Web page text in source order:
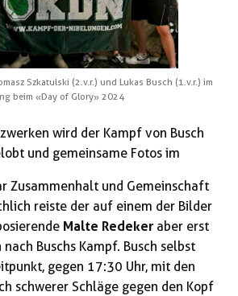
Szkatulski (2.v.r.) und Lukas Busch (1.v.r.) im
beim «Day of Glory» 2024
wird der Kampf von Busch
und gemeinsame Fotos im
Zusammenhalt und Gemeinschaft
reiste der auf einem der Bilder
Malte Redeker aber erst
Buschs Kampf. Busch selbst
gegen 17:30 Uhr, mit den
schwerer Schläge gegen den Kopf